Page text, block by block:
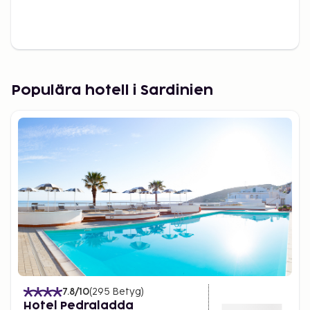
Populära hotell i Sardinien
7.8/10(295 Betyg)
Hotel Pedraladda